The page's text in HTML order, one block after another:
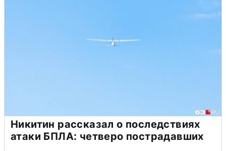
Никитин рассказал о последствиях
атаки БПЛА: четверо пострадавших